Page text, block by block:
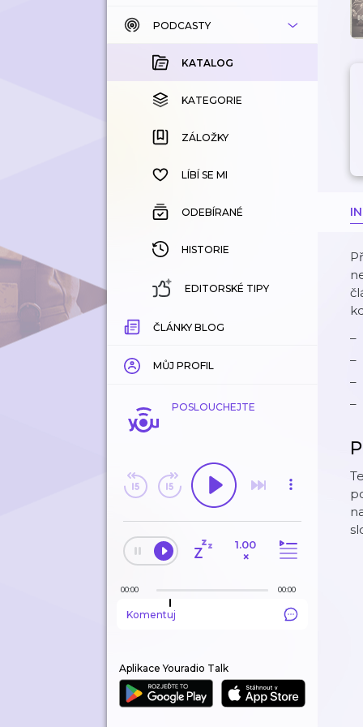
KATALOG
KOUPENÉ
KATEGORIE
ZÁLOŽKY
HISTORIE
PODCASTY
KATALOG
KATEGORIE
ZÁLOŽKY
LÍBÍ SE MI
ODEBÍRANÉ
HISTORIE
EDITORSKÉ TIPY
ČLÁNKY BLOG
MŮJ PROFIL
POSLOUCHEJTE
1.00
×
00:00 00:00
Komentuj
Aplikace Youradio Talk